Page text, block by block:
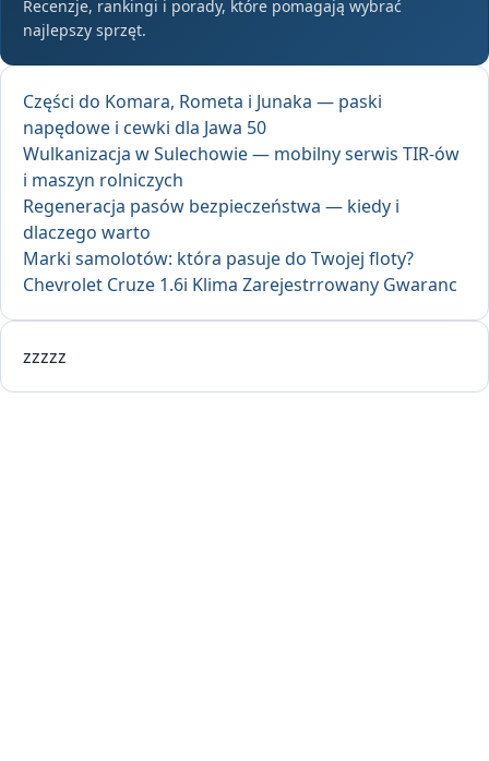
Recenzje, rankingi i porady, które pomagają wybrać
najlepszy sprzęt.
Części do Komara, Rometa i Junaka — paski
napędowe i cewki dla Jawa 50
Wulkanizacja w Sulechowie — mobilny serwis TIR-ów
i maszyn rolniczych
Regeneracja pasów bezpieczeństwa — kiedy i
dlaczego warto
Marki samolotów: która pasuje do Twojej floty?
Chevrolet Cruze 1.6i Klima Zarejestrrowany Gwaranc
zzzzz